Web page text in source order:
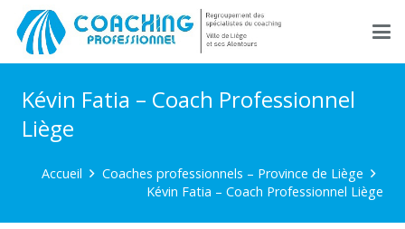
Kévin Fatia – Coach Professionnel
Liège
Accueil
Coaches professionnels – Province de Liège
Kévin Fatia – Coach Professionnel Liège